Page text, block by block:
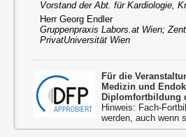
Vorstand der Abt. für Kardiologie,
Herr Georg Endler
Gruppenpraxis Labors.at Wien;
PrivatUniversität Wien
Für die
Medizin und
Diplomfortbildung
Hinweis: Fach-
werden, auch wenn